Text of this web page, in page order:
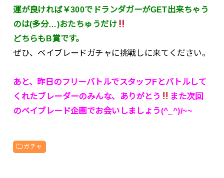
運が良ければ￥300でドランダガーがGET出来ちゃう
のは(多分…)おたちゅうだけ
どちらもB賞です。
ぜひ、ベイブレードガチャに挑戦しに来てください。
あと、昨日のフリーバトルでスタッフFとバトルして
くれたブレーダーのみんな、ありがとう
また次回
のベイブレード企画でお会いしましょう(^_^)/~~
ガチャ